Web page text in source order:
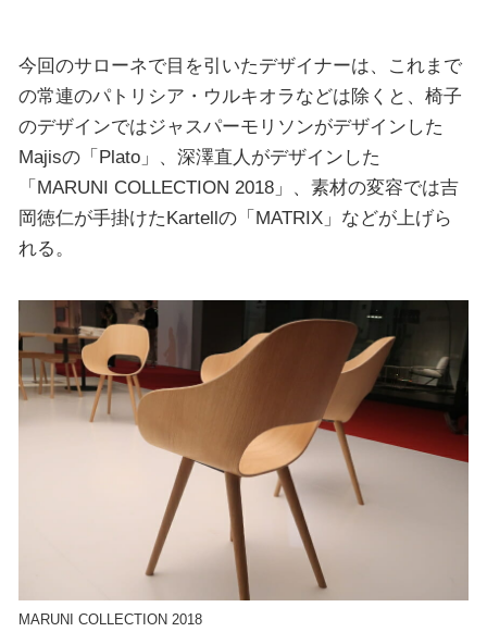
今回のサローネで目を引いたデザイナーは、これまで
の常連のパトリシア・ウルキオラなどは除くと、椅子
のデザインではジャスパーモリソンがデザインした
Majisの「Plato」、深澤直人がデザインした
「MARUNI COLLECTION 2018」、素材の変容では吉
岡徳仁が手掛けたKartellの「MATRIX」などが上げら
れる。
MARUNI COLLECTION 2018